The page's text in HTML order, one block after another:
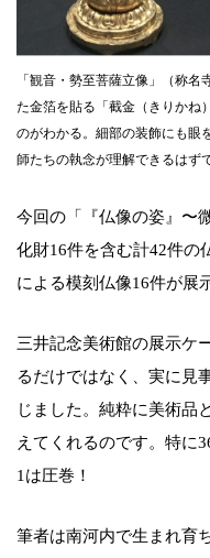
「観音・勢至菩薩立像」（称
た金箔を貼る「截金（きりかね
のがわかる。細部の装飾にも眼
師たちの執念が理解できるはず
今回の「『仏像の姿』〜
化財16件を含む計42件の
による模刻仏像16件が展
三井記念美術館の展示ケ
るだけではなく、実に見
じました。純粋に美術品
えてくれるのです。特に
1は圧巻！
筆者は南河内で生まれ育